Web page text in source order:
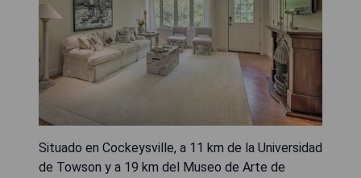
Situado en Cockeysville, a 11 km de la Universidad
de Towson y a 19 km del Museo de Arte de